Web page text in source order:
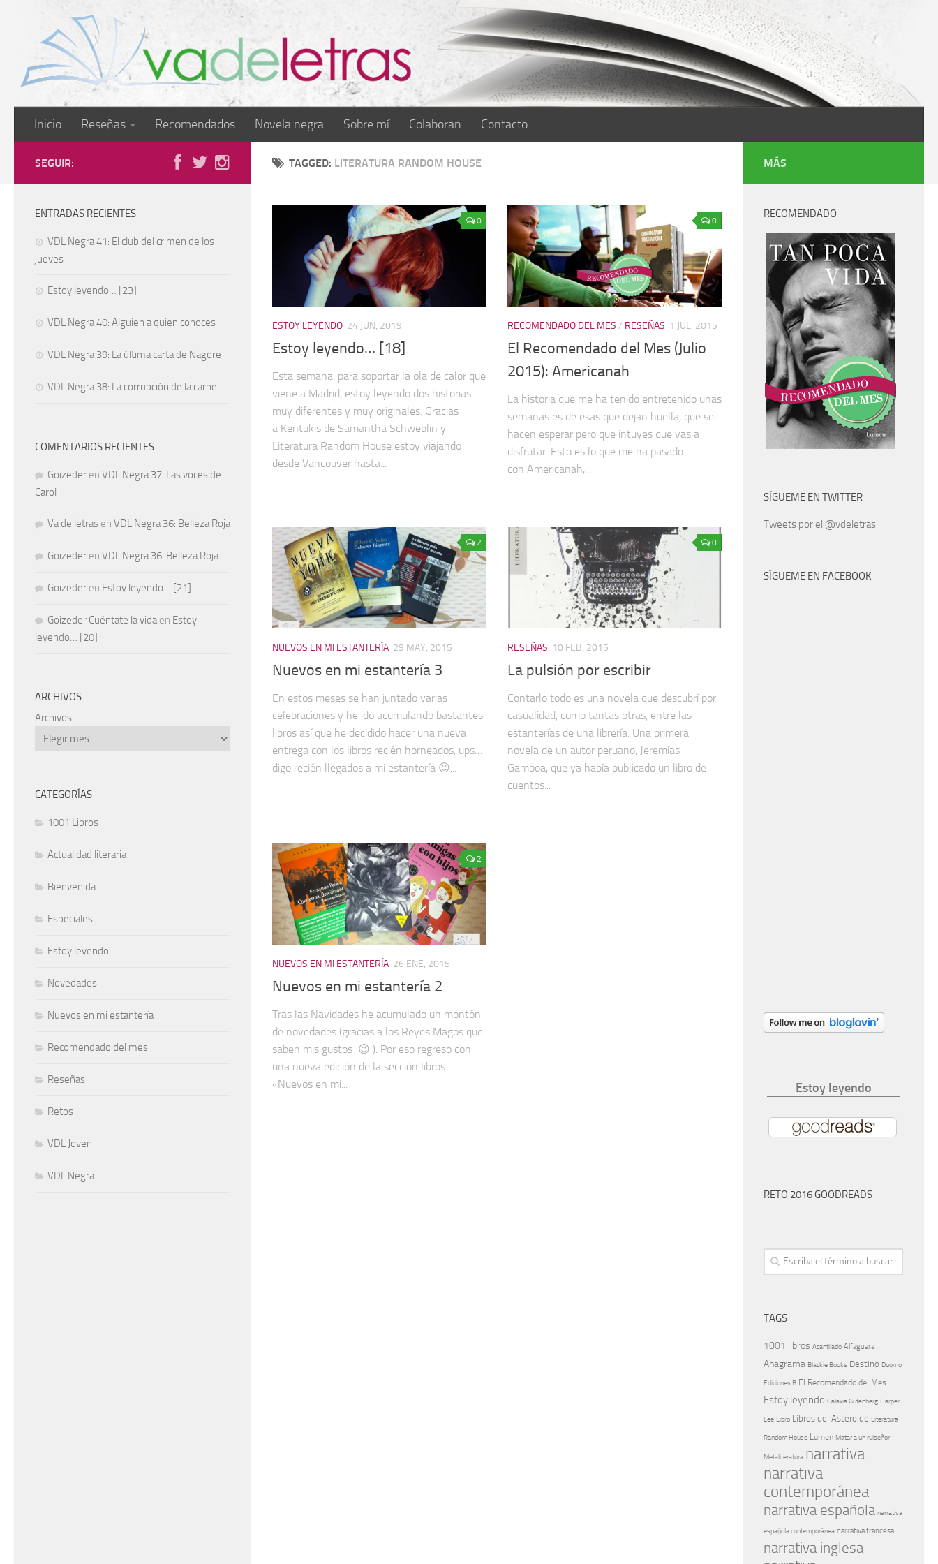
Inicio Reseñas Recomendados Novela negra Sobre mí Colaboran Contacto
TAGGED: LITERATURA RANDOM HOUSE
0
ESTOY LEYENDO 24 JUN, 2019
Estoy leyendo… [18]
Esta semana, para soportar la ola de calor que
viene a Madrid, estoy leyendo dos historias
muy diferentes y muy originales. Gracias
a Kentukis de Samantha Schweblin y
Literatura Random House estoy viajando
desde Vancouver hasta...
0
RECOMENDADO DEL MES / RESEÑAS 1 JUL, 2015
El Recomendado del Mes (Julio
2015): Americanah
La historia que me ha tenido entretenido unas
semanas es de esas que dejan huella, que se
hacen esperar pero que intuyes que vas a
disfrutar. Esto es lo que me ha pasado
con Americanah,...
2
NUEVOS EN MI ESTANTERÍA 29 MAY, 2015
Nuevos en mi estantería 3
En estos meses se han juntado varias
celebraciones y he ido acumulando bastantes
libros así que he decidido hacer una nueva
entrega con los libros recién horneados, ups…
digo recién llegados a mi estantería 😉...
0
RESEÑAS 10 FEB, 2015
La pulsión por escribir
Contarlo todo es una novela que descubrí por
casualidad, como tantas otras, entre las
estanterías de una librería. Una primera
novela de un autor peruano, Jeremías
Gamboa, que ya había publicado un libro de
cuentos...
2
NUEVOS EN MI ESTANTERÍA 26 ENE, 2015
Nuevos en mi estantería 2
Tras las Navidades he acumulado un montón
de novedades (gracias a los Reyes Magos que
saben mis gustos 😉 ). Por eso regreso con
una nueva edición de la sección libros
«Nuevos en mi...
SEGUIR:
ENTRADAS RECIENTES
VDL Negra 41: El club del crimen de los
jueves
Estoy leyendo… [23]
VDL Negra 40: Alguien a quien conoces
VDL Negra 39: La última carta de Nagore
VDL Negra 38: La corrupción de la carne
COMENTARIOS RECIENTES
Goizeder en VDL Negra 37: Las voces de
Carol
Va de letras en VDL Negra 36: Belleza Roja
Goizeder en VDL Negra 36: Belleza Roja
Goizeder en Estoy leyendo… [21]
Goizeder Cuéntate la vidaen Estoy
leyendo… [20]
ARCHIVOS
Archivos
CATEGORÍAS
1001 Libros
Actualidad literaria
Bienvenida
Especiales
Estoy leyendo
Novedades
Nuevos en mi estantería
Recomendado del mes
Reseñas
Retos
VDL Joven
VDL Negra
MÁS
RECOMENDADO
SÍGUEME EN TWITTER
Tweets por el @vdeletras.
SÍGUEME EN FACEBOOK
Estoy leyendo
RETO 2016 GOODREADS
TAGS
1001 libros Acantilado Alfaguara
Anagrama Blackie Books Destino Duomo
Ediciones B El Recomendado del Mes
Estoy leyendo Galaxia Gutenberg Harper
Lee Libro Libros del Asteroide Literatura
Random House Lumen Matar a un ruiseñor
Metaliteratura narrativa
narrativa
contemporánea
narrativa española narrativa
española contemporánea narrativa francesa
narrativa inglesa